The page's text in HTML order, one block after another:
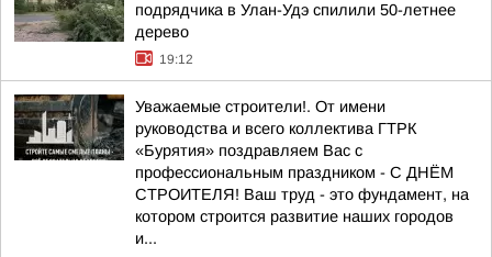
подрядчика в Улан-Удэ спилили 50-летнее
дерево
19:12
Уважаемые строители!. От имени
руководства и всего коллектива ГТРК
«Бурятия» поздравляем Вас с
профессиональным праздником - С ДНЁМ
СТРОИТЕЛЯ! Ваш труд - это фундамент, на
котором строится развитие наших городов
и...